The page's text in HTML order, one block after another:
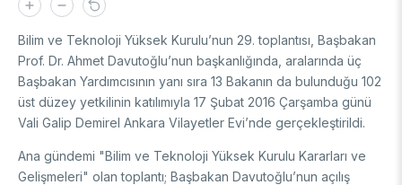
Mevzuat
Strateji Belgeleri
Mali Tablolar
Sayılarla TÜBİTAK
Hizmet Envanterleri
Öncelikli ve Kilit Teknolojilerde TYH'ler
Üniversitelerin Alan Bazlı Yetkinlik Analizi
Teknoloji Hazırlık Seviyesi (THS) Belirleme
BTY İstatistikleri
BTY Kılavuzları
Arşiv
İkili Proje Destekleri
Çerçeve Programları
Teknoloji Transfer Ofisi
Hakkımızda
Patentler
İlanlar
Ödüller
Geçmiş Yıllarda Ödül Alanlar
Yapay Zekâ
Üretken Yapay Zekâ Rehberi
DESTEKLER
Bilim ve Teknoloji Yüksek Kurulu’nun 29. toplantısı, Başbakan
Prof. Dr. Ahmet Davutoğlu’nun başkanlığında, aralarında üç
Başbakan Yardımcısının yanı sıra 13 Bakanın da bulunduğu 102
üst düzey yetkilinin katılımıyla 17 Şubat 2016 Çarşamba günü
Vali Galip Demirel Ankara Vilayetler Evi’nde gerçekleştirildi.
Ana gündemi "Bilim ve Teknoloji Yüksek Kurulu Kararları ve
Gelişmeleri" olan toplantı; Başbakan Davutoğlu’nun açılış